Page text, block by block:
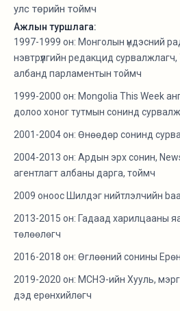
улс төрийн тоймч
Ажлын туршлага:
1997-1999 он: Монголын үндэсний
нэвтрүүлгийн редакцид
албанд парламентын тоймч
1999-2000 он: Mongolia This Week
долоо хоног тутмын сонинд
2001-2004 он: Өнөөдөр сонинд
2004-2013 он: Ардын эрх сонин,
агентлагт албаны дарга, тоймч
2009 оноос Шилдэг нийтлэлчийн
2013-2015 он: Гадаад харилцааны
төлөөлөгч
2016-2018 он: Өглөөний сонины
2019-2020 он: МСНЭ-ийн Хууль,
дэд ерөнхийлөгч